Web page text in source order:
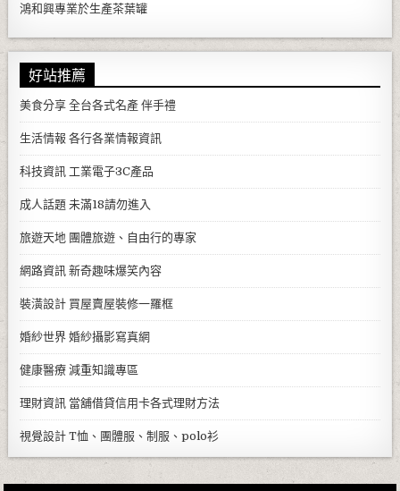
鴻和興專業於生產茶葉罐
好站推薦
美食分享 全台各式名產 伴手禮
生活情報 各行各業情報資訊
科技資訊 工業電子3C產品
成人話題 未滿18請勿進入
旅遊天地 團體旅遊、自由行的專家
網路資訊 新奇趣味爆笑內容
裝潢設計 買屋賣屋裝修一羅框
婚紗世界 婚紗攝影寫真網
健康醫療 減重知識專區
理財資訊 當舖借貸信用卡各式理財方法
視覺設計 T恤、團體服、制服、polo衫